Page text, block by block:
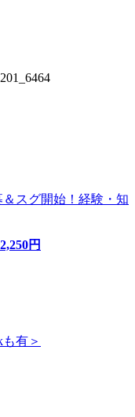
＆スグ開始！経験・知
2,250円
有＞